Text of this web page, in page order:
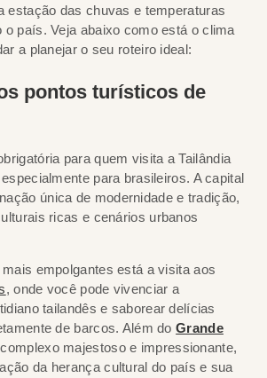
estação das chuvas e temperaturas
o país. Veja abaixo como está o clima
a planejar o seu roteiro ideal:
pontos turísticos de
para quem visita a Tailândia
para brasileiros. A capital
única de modernidade e tradição,
ricas e cenários urbanos
empolgantes está a visita aos
, onde você pode vivenciar a
tailandês e saborear delícias
de barcos. Além doGrande
majestoso e impressionante,
da herança cultural do país e sua